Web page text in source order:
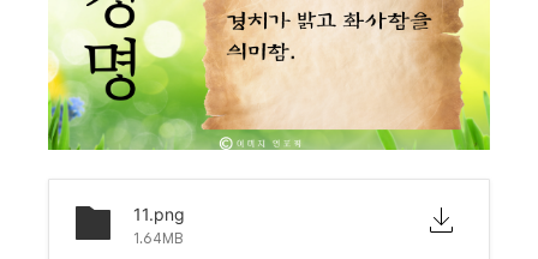
11.png
1.64MB